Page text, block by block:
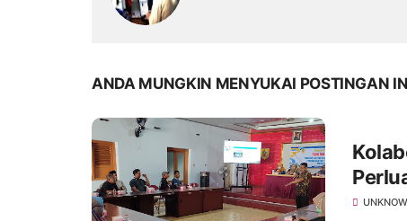
ANDA MUNGKIN MENYUKAI POSTINGAN